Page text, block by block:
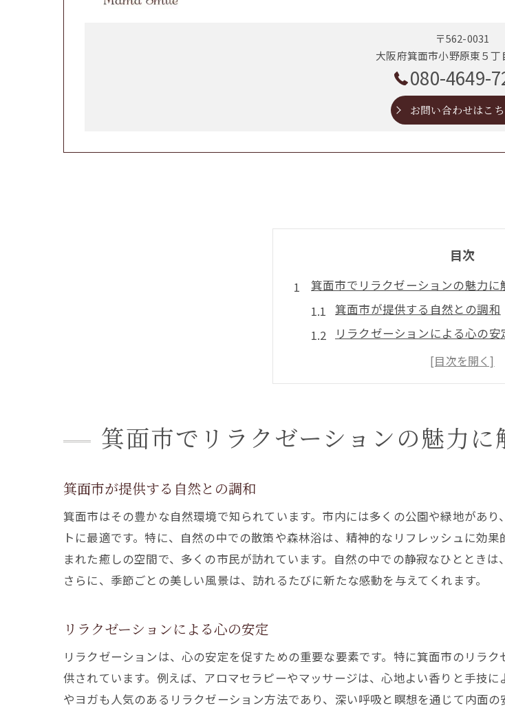
〒562-0031
大阪府箕面市小野原東５丁
080-4649-
お問い合わせはこ
目次
箕面市でリラクゼーションの魅力に
箕面市が提供する自然との調和
リラクゼーションによる心の安
箕面市の魅力溢れるリラクゼー
リラクゼーションがもたらす
リラクゼーションを通じたス
至福のひとときを箕面市で実現する
リラクゼーションセラピーの効果
心地よい空間での深いリラクゼ
リラクゼーションがもたらす幸
心身のバランスを保つための
リラクゼーションによるエネル
箕面市でリラクゼーションの魅力に
箕面市が提供する自然との調和
箕面市はその豊かな自然環境で知られています。市内には多くの公園や緑地があ
トに最適です。特に、自然の中での散策や森林浴は、精神的なリフレッシュに効
まれた癒しの空間で、多くの市民が訪れています。自然の中での静寂なひととき
さらに、季節ごとの美しい風景は、訪れるたびに新たな感動を与えてくれます。
リラクゼーションによる心の安定
リラクゼーションは、心の安定を促すための重要な要素です。特に箕面市のリラ
供されています。例えば、アロマセラピーやマッサージは、心地よい香りと手技
やヨガも人気のあるリラクゼーション方法であり、深い呼吸と瞑想を通じて内面